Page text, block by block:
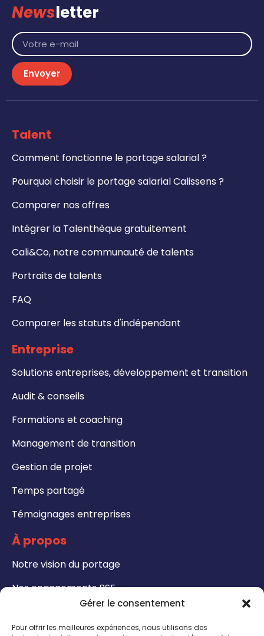
Gérer le consentement
Pour offrir les meilleures expériences, nous utilisons des
Newsletter
Envoyer
Talent
Comment fonctionne le portage salarial ?
Pourquoi choisir le portage salarial Calissens ?
Comparer nos offres
Intégrer la Talenthèque gratuitement
Cali&Co, notre communauté de talents
Portraits de talents
FAQ
Comparer les statuts d'indépendant
Entreprise
Solutions entreprises, développement et transition
Audit & conseils
Formations et coaching
Management de transition
Gestion de projet
Temps partagé
Témoignages entreprises
À propos
Notre vision du portage
Nos engagements RSE